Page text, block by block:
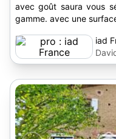
avec goût saura vous
gamme. avec une
iad